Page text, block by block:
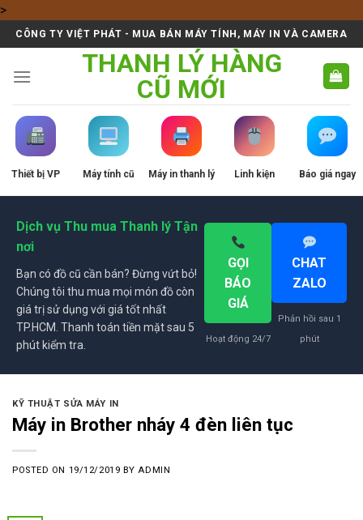
>Skip
to
content
CÔNG TY VIỆT PHÁT - MUA BÁN MÁY TÍNH, MÁY IN VÀ CAMERA
THANH LÝ HÀNG
CŨ MỚI
Thiết bị VP Máy tính cũ Máy in thanh lý Linh kiện Báo giá ngay
Dịch vụ Thu mua Thanh lý Tận
nơi
Bạn có đồ cũ cần bán? Đừng vứt bỏ!
Chúng tôi thu mua mọi món đồ còn
giá trị sử dụng với giá tốt nhất
TP.HCM. Thanh toán tiền mặt sau 5
phút kiểm tra.
GỌI
BÁO
GIÁ
Hoạt động 24/7
CHAT
ZALO
Phản hồi sau 1
phút
KỸ THUẬT SỬA MÁY IN
Máy in Brother nháy 4 đèn liên tục
POSTED ON 19/12/2019 BY ADMIN